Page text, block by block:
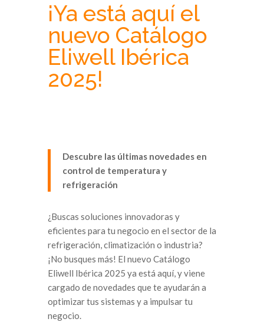
¡Ya está aquí el
nuevo Catálogo
Eliwell Ibérica
2025!
Descubre las últimas novedades en
control de temperatura y
refrigeración
¿Buscas soluciones innovadoras y
eficientes para tu negocio en el sector de la
refrigeración, climatización o industria?
¡No busques más! El nuevo Catálogo
Eliwell Ibérica 2025 ya está aquí, y viene
cargado de novedades que te ayudarán a
optimizar tus sistemas y a impulsar tu
negocio.